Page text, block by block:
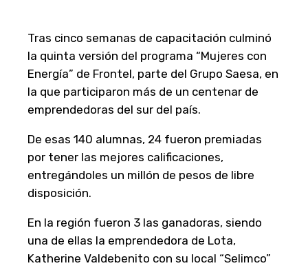
Tras cinco semanas de capacitación culminó
la quinta versión del programa “Mujeres con
Energía” de Frontel, parte del Grupo Saesa, en
la que participaron más de un centenar de
emprendedoras del sur del país.
De esas 140 alumnas, 24 fueron premiadas
por tener las mejores calificaciones,
entregándoles un millón de pesos de libre
disposición.
En la región fueron 3 las ganadoras, siendo
una de ellas la emprendedora de Lota,
Katherine Valdebenito con su local “Selimco”